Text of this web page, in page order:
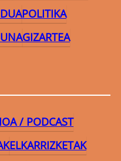
POLITIKA
GIZARTEA
/ PODCAST
ELKARRIZKETAK